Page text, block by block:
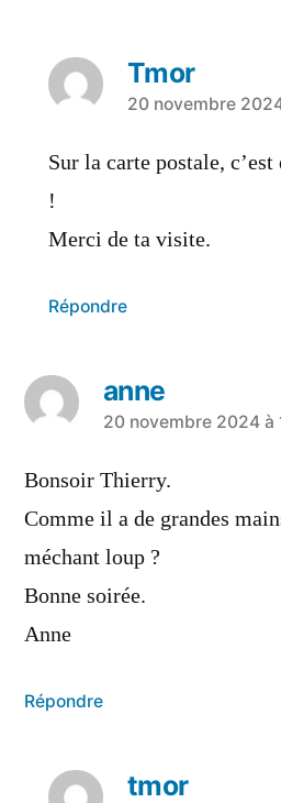
Tmor
20 novembre
Sur la carte postale,
!
Merci de ta visite.
Répondre
anne
20 novembre 2024 à
Bonsoir Thierry.
Comme il a de grandes
méchant loup ?
Bonne soirée.
Anne
Répondre
tmor